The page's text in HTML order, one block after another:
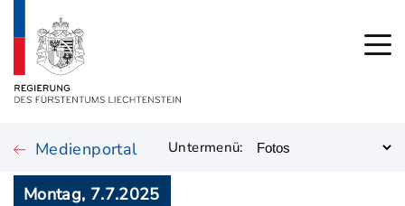
Medienportal Untermenü:
Montag, 7.7.2025